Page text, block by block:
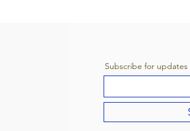
Subscribe for updates